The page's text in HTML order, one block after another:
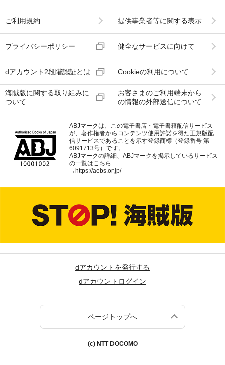
ご利用規約 提供事業者等に関する表示
プライバシーポリシー 健全なサービスに向けて
dアカウント2段階認証とは Cookieの利用について
海賊版に関する取り組みに
ついて
お客さまのご利用端末から
の情報の外部送信について
ABJマークは、この電子書店・電子書籍配信サービス
が、著作権者からコンテンツ使用許諾を得た正規版配
信サービスであることを示す登録商標（登録番号 第
6091713号）です。
ABJマークの詳細、ABJマークを掲示しているサービス
の一覧はこちら
→https://aebs.or.jp/
dアカウントを発行する
dアカウントログイン
ページトップへ
(c) NTT DOCOMO